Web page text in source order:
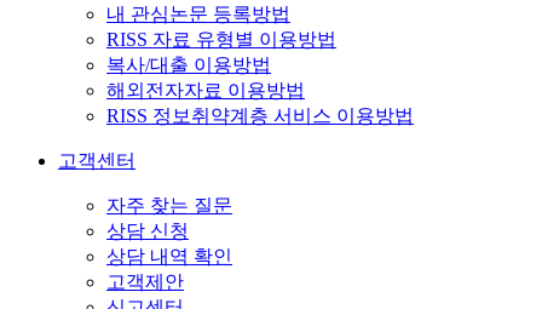
내 관심논문 등록방법
RISS 자료 유형별 이용방법
복사/대출 이용방법
해외전자자료 이용방법
RISS 정보취약계층 서비스 이용방법
고객센터
자주 찾는 질문
상담 신청
상담 내역 확인
고객제안